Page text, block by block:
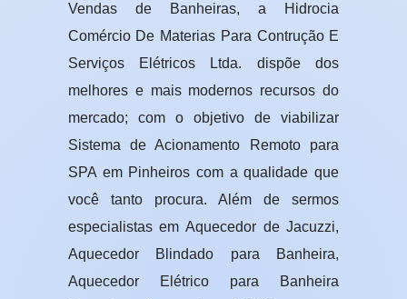
Vendas de Banheiras, a Hidrocia
Comércio De Materias Para Contrução E
Serviços Elétricos Ltda. dispõe dos
melhores e mais modernos recursos do
mercado; com o objetivo de viabilizar
Sistema de Acionamento Remoto para
SPA em Pinheiros com a qualidade que
você tanto procura. Além de sermos
especialistas em Aquecedor de Jacuzzi,
Aquecedor Blindado para Banheira,
Aquecedor Elétrico para Banheira